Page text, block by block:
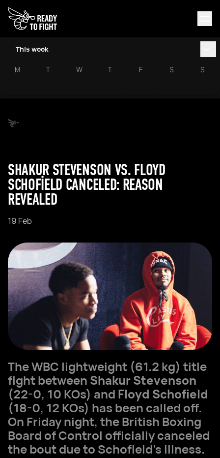
This week
M T W T F S S
SHAKUR STEVENSON VS. FLOYD
SCHOFIELD CANCELED: REASON
REVEALED
19 Feb
The WBC lightweight (61.2 kg) title
fight between Shakur Stevenson
(22-0, 10 KOs) and Floyd Schofield
(18-0, 12 KOs) has been called off.
On Friday night, the British Boxing
Board of Control officially canceled
the bout due to Schofield’s illness.